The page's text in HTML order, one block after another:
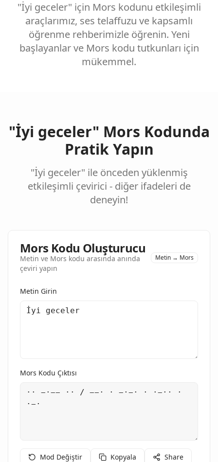
"İyi geceler" için Mors kodunu etkileşimli
araçlarımız, ses telaffuzu ve kapsamlı
öğrenme rehberimizle öğrenin. Yeni
başlayanlar ve Mors kodu tutkunları için
mükemmel.
"İyi geceler" Mors Kodunda
Pratik Yapın
"İyi geceler" ile önceden yüklenmiş
etkileşimli çevirici - diğer ifadeleri de
deneyin!
Mors Kodu Oluşturucu
Metin ve Mors kodu arasında anında
çeviri yapın
Metin → Mors
Metin Girin
Mors Kodu Çıktısı
Mod Değiştir Kopyala
Share